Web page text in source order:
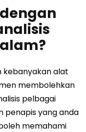
kebanyakan alat
membolehkan
pelbagai
penapis yang anda
memahami